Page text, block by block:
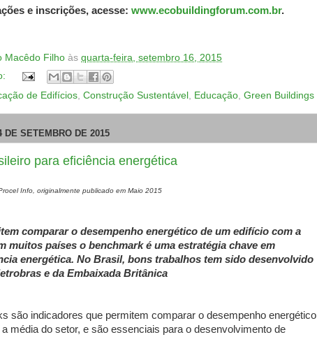
e inscrições, acesse: www.ecobuildingforum.com.br.
Macêdo Filho às quarta-feira, setembro 16, 2015
de Edifícios Construção Sustentável Educação Green Buildings
DE SETEMBRO DE 2015
para eficiência energética
Info, originalmente publicado em Maio 2015
comparar o desempenho energético de um edifício com a
muitos países o benchmark é uma estratégia chave em
energética. No Brasil, bons trabalhos tem sido desenvolvido
e da Embaixada Britânica
são indicadores que permitem comparar o desempenho energético
média do setor, e são essenciais para o desenvolvimento de